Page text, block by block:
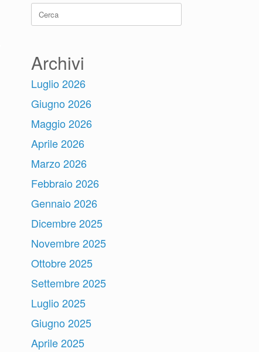
Ricerca
per:
Archivi
Luglio 2026
Giugno 2026
Maggio 2026
Aprile 2026
Marzo 2026
Febbraio 2026
Gennaio 2026
Dicembre 2025
Novembre 2025
Ottobre 2025
Settembre 2025
Luglio 2025
Giugno 2025
Aprile 2025